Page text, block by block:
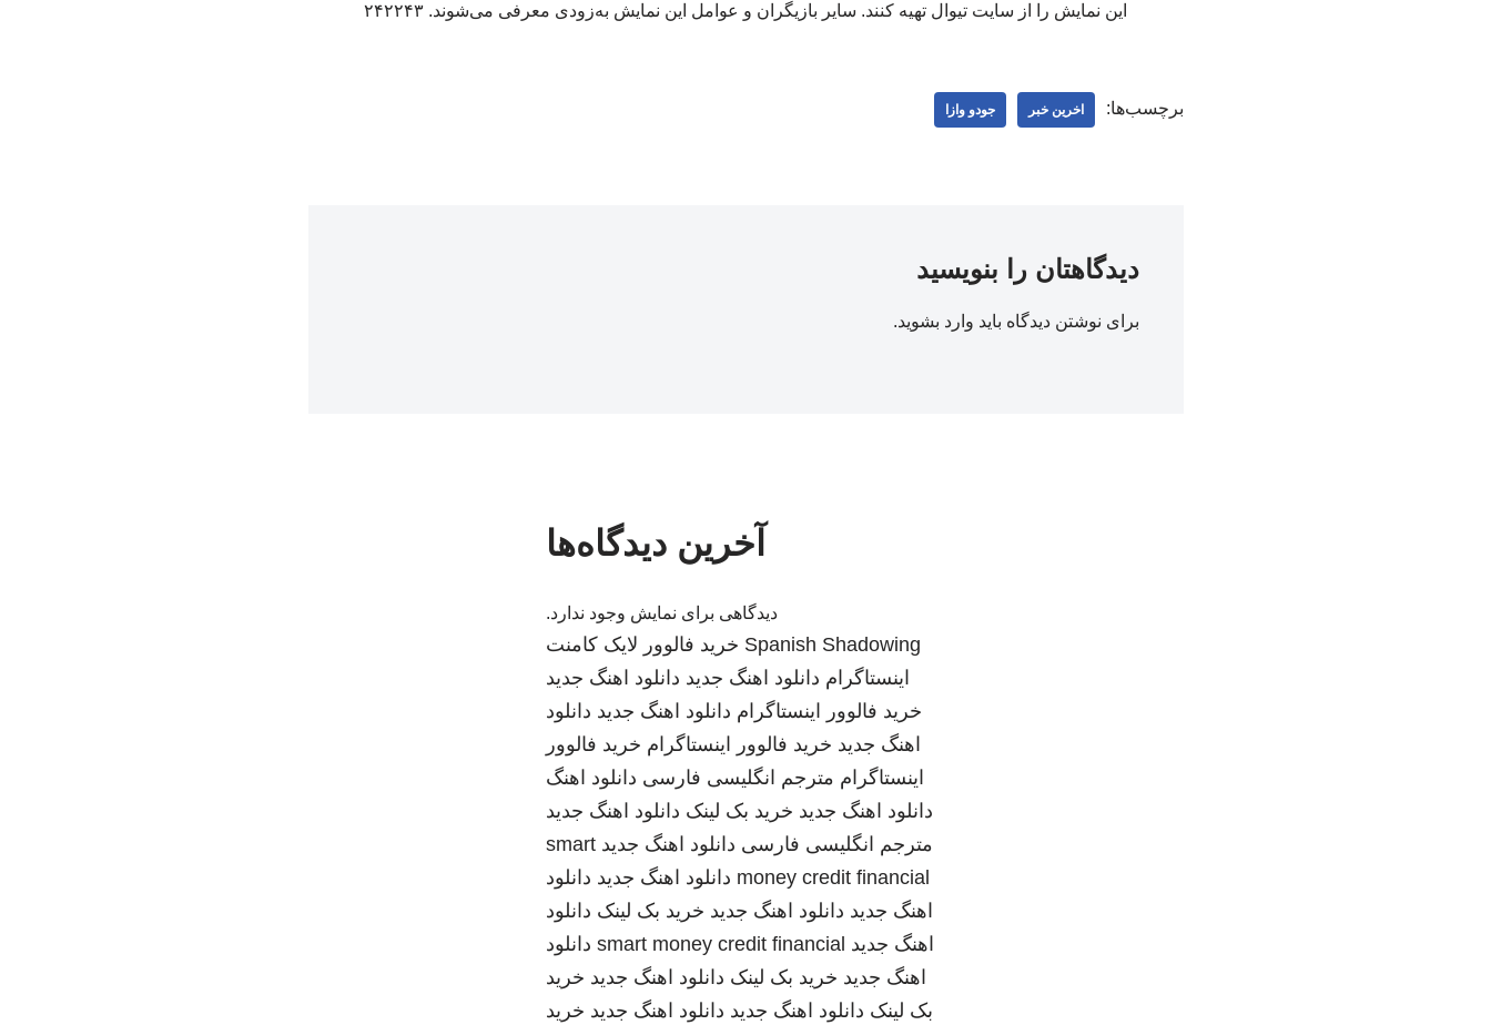
این نمایش را از سایت تیوال تهیه کنند. سایر بازیگران و عوامل این نمایش به‌زودی معرفی می‌شوند. ۲۴۲۲۴۳
برچسب‌ها: اخرین خبر جودو وازا
دیدگاهتان را بنویسید
برای نوشتن دیدگاه باید وارد بشوید.
آخرین دیدگاه‌ها
دیدگاهی برای نمایش وجود ندارد.
Spanish Shadowing خرید فالوور لایک کامنت
اینستاگرام دانلود اهنگ جدید دانلود اهنگ جدید
خرید فالوور اینستاگرام دانلود اهنگ جدید دانلود
اهنگ جدید خرید فالوور اینستاگرام خرید فالوور
اینستاگرام مترجم انگلیسی فارسی دانلود اهنگ
دانلود اهنگ جدید خرید بک لینک دانلود اهنگ جدید
مترجم انگلیسی فارسی دانلود اهنگ جدید smart
money credit financial دانلود اهنگ جدید دانلود
اهنگ جدید دانلود اهنگ جدید خرید بک لینک دانلود
اهنگ جدید smart money credit financial دانلود
اهنگ جدید خرید بک لینک دانلود اهنگ جدید خرید
بک لینک دانلود اهنگ جدید دانلود اهنگ جدید خرید